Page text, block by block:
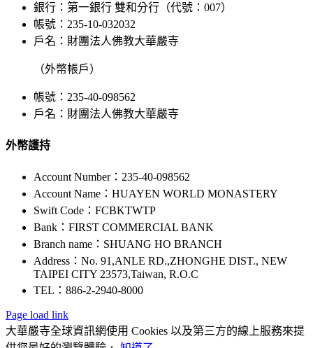
銀行：第一銀行 雙和分行（代號：007）
帳號：235-10-032032
戶名：財團法人佛教大華嚴寺
（外幣帳戶）
帳號：235-40-098562
戶名：財團法人佛教大華嚴寺
外幣護持
Account Number：235-40-098562
Account Name：HUAYEN WORLD MONASTERY
Swift Code：FCBKTWTP
Bank：FIRST COMMERCIAL BANK
Branch name：SHUANG HO BRANCH
Address：No. 91,ANLE RD.,ZHONGHE DIST., NEW
TAIPEI CITY 23573,Taiwan, R.O.C
TEL：886-2-2940-8000
Page load link
大華嚴寺全球資訊網使用 Cookies 以及第三方的線上服務來提